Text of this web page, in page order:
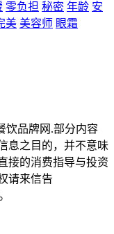
零负担 秘密 年龄 安
美 美容师 眼霜
饮品牌网 .部分内容
息之目的，并不意味
接的消费指导与投资
请来信告